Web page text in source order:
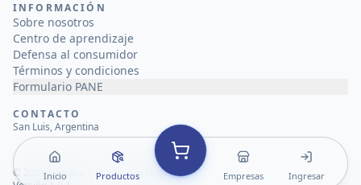
Inicio Productos Empresas Ingresar
INFORMACIÓN
Sobre nosotros
Centro de aprendizaje
Defensa al consumidor
Términos y condiciones
Formulario PANE
CONTACTO
San Luis, Argentina
© 2026Compre San Luis Marketplace